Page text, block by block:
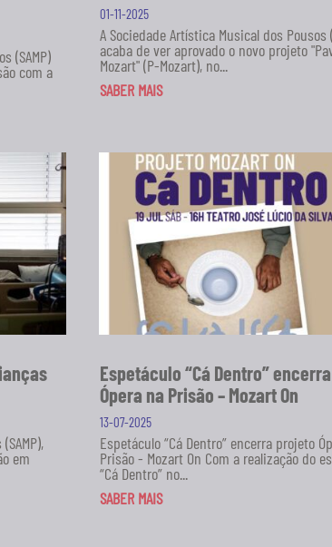
(SAMP)
com a
01-11-2025
A Sociedade Artística Musical dos Pousos
acaba de ver aprovado o novo projeto
Mozart" (P-Mozart), no...
SABER MAIS
em
Espetáculo “Cá Dentro”
Ópera na Prisão – Mozart On
13-07-2025
Espetáculo “Cá Dentro” encerra projeto
Prisão - Mozart On Com a realização do
“Cá Dentro” no...
SABER MAIS